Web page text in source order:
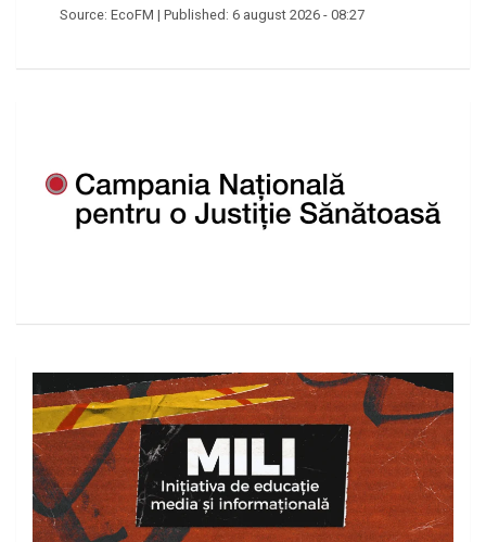
Source: EcoFM | Published: 6 august 2026 - 08:27